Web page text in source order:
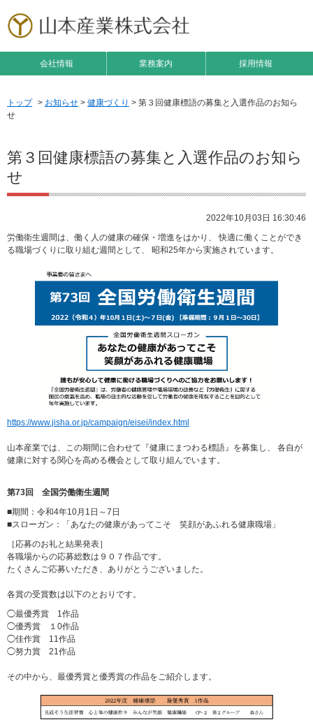
会社情報 業務案内 採用情報
トップ > お知らせ > 健康づくり > 第３回健康標語の募集と入選作品のお知ら
せ
第３回健康標語の募集と入選作品のお知ら
せ
2022年10月03日 16:30:46
労働衛生週間は、働く人の健康の確保・増進をはかり、 快適に働くことができ
る職場づくりに取り組む週間として、 昭和25年から実施されています。
https://www.jisha.or.jp/campaign/eisei/index.html
山本産業では、この期間に合わせて『健康にまつわる標語』を募集し、 各自が
健康に対する関心を高める機会として取り組んでいます。
第73回 全国労働衛生週間
■期間：令和4年10月1日～7日
■スローガン：「あなたの健康があってこそ 笑顔があふれる健康職場」
［応募のお礼と結果発表］
各職場からの応募総数は９０７作品です。
たくさんご応募いただき、ありがとうございました。
各賞の受賞数は以下のとおりです。
◯最優秀賞 1作品
◯優秀賞 １0作品
◯佳作賞 11作品
◯努力賞 21作品
その中から、最優秀賞と優秀賞の作品をご紹介します。